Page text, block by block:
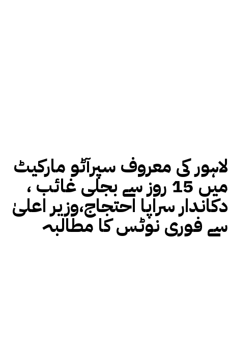
لاہور کی معروف سپرآٹو مارکیٹ
میں 15 روز سے بجلی غائب ،
دکاندار سراپا احتجاج،وزیر اعلیٰ
سے فوری نوٹس کا مطالبہ